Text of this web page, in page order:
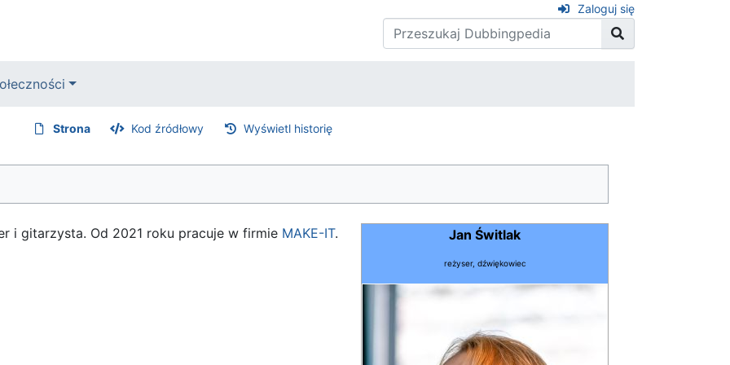
Zaloguj się
Strona Kod źródłowy Wyświetl historię
Jan Świtlak
reżyser, dźwiękowiec
i gitarzysta. Od 2021 roku pracuje w firmie MAKE-IT.